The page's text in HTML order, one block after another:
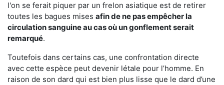
l'on se ferait piquer par un frelon asiatique est de retirer
toutes les bagues mises afin de ne pas empêcher la
circulation sanguine au cas où un gonflement serait
remarqué.
Toutefois dans certains cas, une confrontation directe
avec cette espèce peut devenir létale pour l’homme. En
raison de son dard qui est bien plus lisse que le dard d’une